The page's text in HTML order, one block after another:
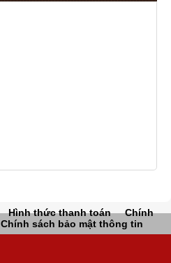
Hình thức thanh toán
Chính
Chính sách bảo mật thông tin